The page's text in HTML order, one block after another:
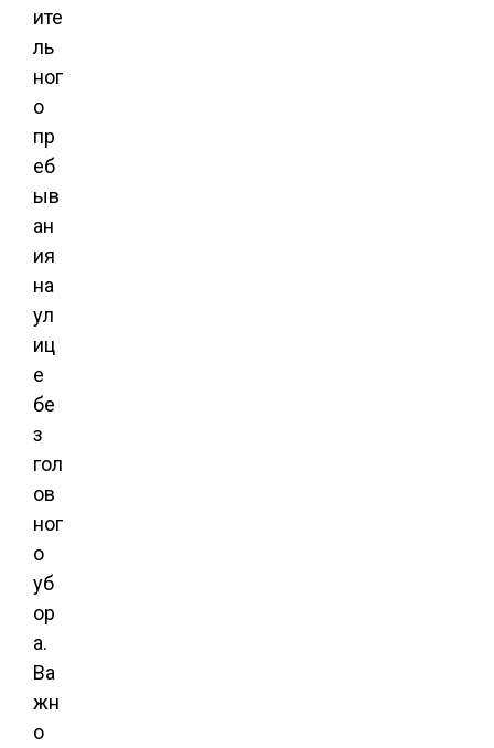
ите
ль
ног
о
пр
еб
ыв
ан
ия
на
ул
иц
е
бе
з
гол
ов
ног
о
уб
ор
а.
Ва
жн
о